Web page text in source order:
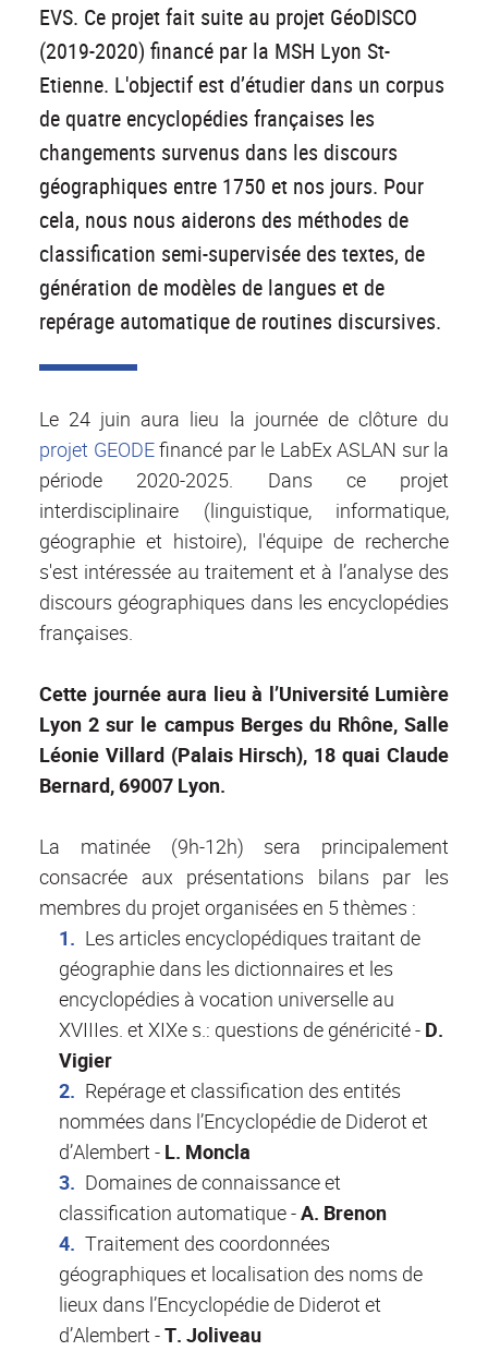
EVS. Ce projet fait suite au projet GéoDISCO
(2019-2020) financé par la MSH Lyon St-
Etienne. L'objectif est d’étudier dans un corpus
de quatre encyclopédies françaises les
changements survenus dans les discours
géographiques entre 1750 et nos jours. Pour
cela, nous nous aiderons des méthodes de
classification semi-supervisée des textes, de
génération de modèles de langues et de
repérage automatique de routines discursives.
Le 24 juin aura lieu la journée de clôture du
projet GEODEfinancé par le LabEx ASLAN sur la
période 2020-2025. Dans ce projet
interdisciplinaire (linguistique, informatique,
géographie et histoire), l'équipe de recherche
s'est intéressée au traitement et à l’analyse des
discours géographiques dans les encyclopédies
françaises.
Cette journée aura lieu à l’Université Lumière
Lyon 2 sur le campus Berges du Rhône, Salle
Léonie Villard (Palais Hirsch), 18 quai Claude
Bernard, 69007 Lyon.
La matinée (9h-12h) sera principalement
consacrée aux présentations bilans par les
membres du projet organisées en 5 thèmes :
Les articles encyclopédiques traitant de
géographie dans les dictionnaires et les
encyclopédies à vocation universelle au
XVIIIes. et XIXe s.: questions de généricité - D.
Vigier
Repérage et classification des entités
nommées dans l’Encyclopédie de Diderot et
d’Alembert - L. Moncla
Domaines de connaissance et
classification automatique -A. Brenon
Traitement des coordonnées
géographiques et localisation des noms de
lieux dans l’Encyclopédie de Diderot et
d’Alembert -T. Joliveau